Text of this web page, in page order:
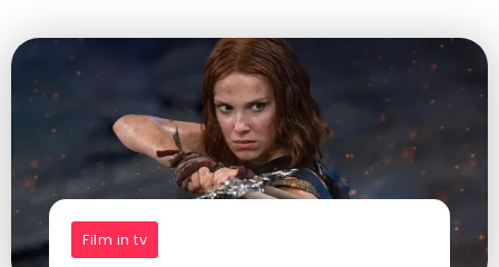
Film in tv